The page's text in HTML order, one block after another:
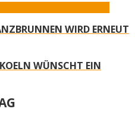
WIRD ERNEUT
WÜNSCHT EIN